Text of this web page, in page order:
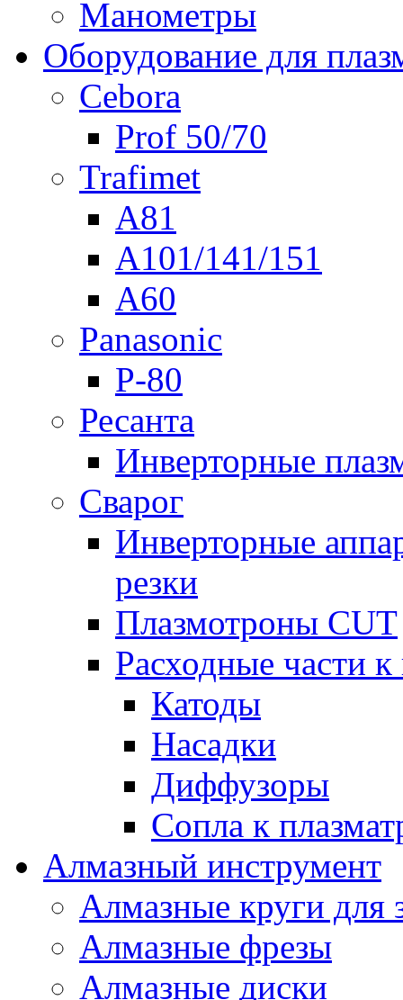
Манометры
Оборудование для
Cebora
Prof 50/70
Trafimet
A81
A101/141/151
A60
Panasonic
P-80
Ресанта
Инверторные
Сварог
Инверторные
резки
Плазмотроны CUT
Расходные части
Катоды
Насадки
Диффузоры
Сопла к
Алмазный инструмент
Алмазные круги для
Алмазные фрезы
Алмазные диски